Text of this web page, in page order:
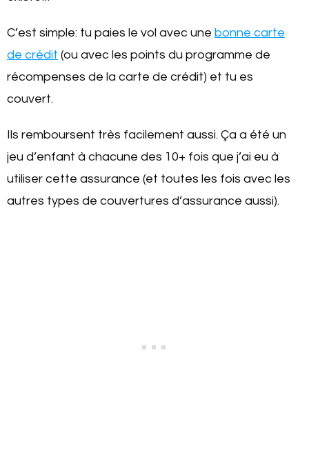
C’est simple: tu paies le vol avec une bonne carte
de crédit (ou avec les points du programme de
récompenses de la carte de crédit) et tu es
couvert.
Ils remboursent très facilement aussi. Ça a été un
jeu d’enfant à chacune des 10+ fois que j’ai eu à
utiliser cette assurance (et toutes les fois avec les
autres types de couvertures d’assurance aussi).